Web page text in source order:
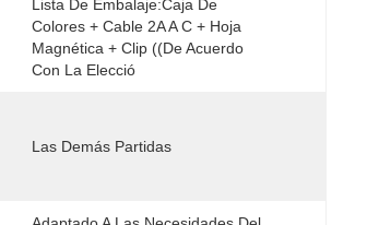
Lista De Embalaje:Caja De
Colores + Cable 2A A C + Hoja
Magnética + Clip ((de Acuerdo
Con La Elecció
Las Demás Partidas